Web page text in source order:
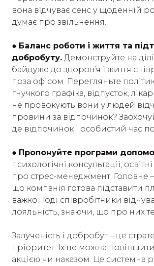
вона відчуває сенс у щоденній
думає про звільнення.
● Баланс роботи і життя та
добробуту. Демонструйте на
байдуже до здоров’я і життя
поза офісом. Перегляньте
гнучкого графіка, відпусток,
не провокують вони у людей
провини за відпочинок?
де відпочинок і особистий час
● Пропонуйте програми
психологічні консультації,
про стрес-менеджмент. Головне –
що компанія готова підставити
важко. Тоді співробітники
лояльність, знаючи, що про них
Залученість і добробут – це
пріоритет. Їх не можна
акцією чи наказом. Це системна